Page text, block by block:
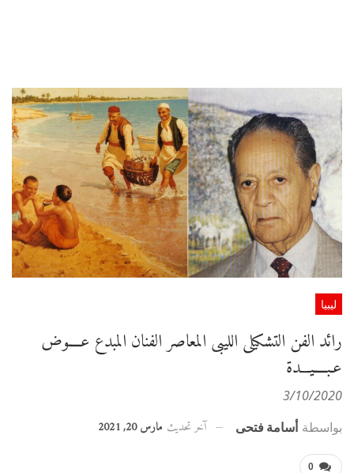
ليبيا
رائد الفن التشكيلى الليبى المعاصر الفنان المبدع عــــوض
عـبــــيـــدة
3/10/2020
بواسطة أسامة فتحى آخر تحديث مارس 20, 2021
0